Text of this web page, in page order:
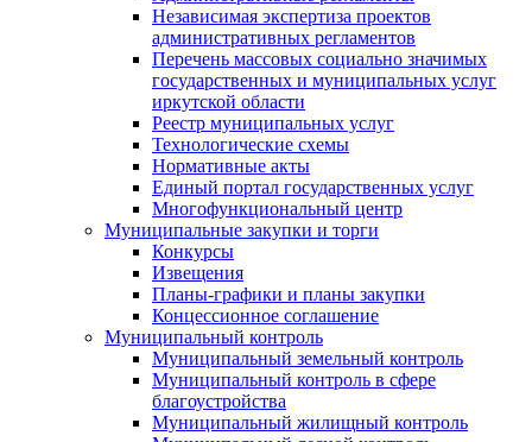
Независимая экспертиза проектов
административных регламентов
Перечень массовых социально значимых
государственных и муниципальных услуг
иркутской области
Реестр муниципальных услуг
Технологические схемы
Нормативные акты
Единый портал государственных услуг
Многофункциональный центр
Муниципальные закупки и торги
Конкурсы
Извещения
Планы-графики и планы закупки
Концессионное соглашение
Муниципальный контроль
Муниципальный земельный контроль
Муниципальный контроль в сфере
благоустройства
Муниципальный жилищный контроль